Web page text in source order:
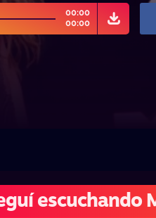
00:00
00:00
escuchando